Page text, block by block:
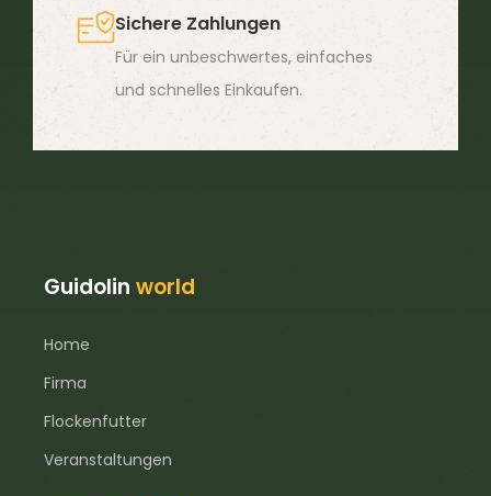
Sichere Zahlungen
Für ein unbeschwertes, einfaches
und schnelles Einkaufen.
Guidolinworld
Home
Firma
Flockenfutter
Veranstaltungen